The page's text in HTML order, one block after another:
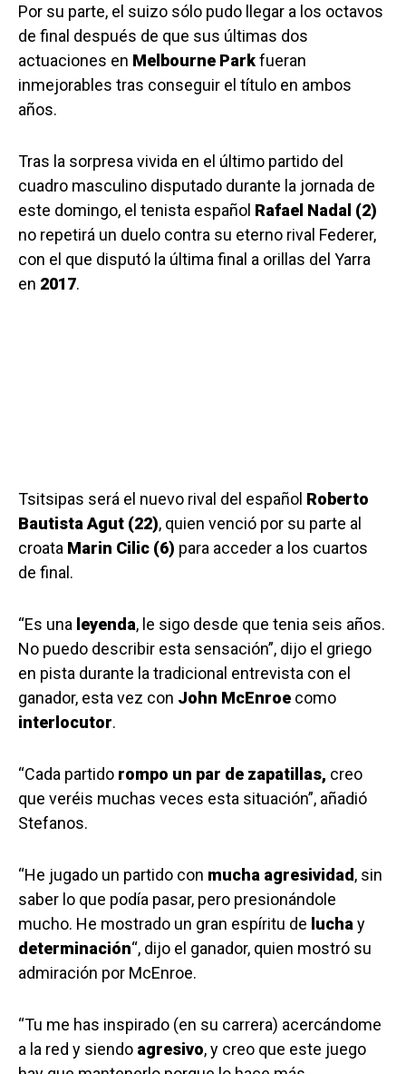
Por su parte, el suizo sólo pudo llegar a los octavos
de final después de que sus últimas dos
actuaciones en Melbourne Parkfueran
inmejorables tras conseguir el título en ambos
años.
Tras la sorpresa vivida en el último partido del
cuadro masculino disputado durante la jornada de
este domingo, el tenista español Rafael Nadal (2)
no repetirá un duelo contra su eterno rival Federer,
con el que disputó la última final a orillas del Yarra
en 2017.
Tsitsipas será el nuevo rival del español Roberto
Bautista Agut (22), quien venció por su parte al
croata Marin Cilic (6) para acceder a los cuartos
de final.
“Es una leyenda, le sigo desde que tenia seis años.
No puedo describir esta sensación”, dijo el griego
en pista durante la tradicional entrevista con el
ganador, esta vez con John McEnroe como
interlocutor.
“Cada partido rompo un par de zapatillas, creo
que veréis muchas veces esta situación”, añadió
Stefanos.
“He jugado un partido con mucha agresividad, sin
saber lo que podía pasar, pero presionándole
mucho. He mostrado un gran espíritu de lucha y
determinación“, dijo el ganador, quien mostró su
admiración por McEnroe.
“Tu me has inspirado (en su carrera) acercándome
a la red y siendo agresivo, y creo que este juego